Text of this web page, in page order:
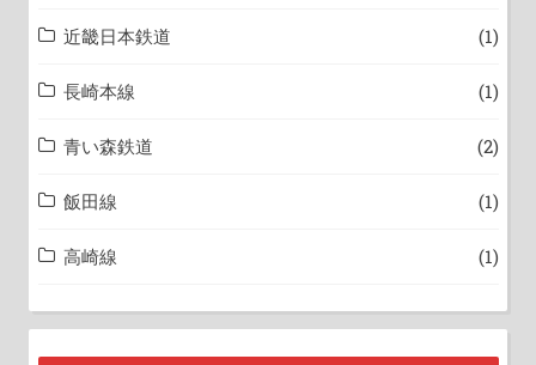
近畿日本鉄道 (1)
長崎本線 (1)
青い森鉄道 (2)
飯田線 (1)
高崎線 (1)